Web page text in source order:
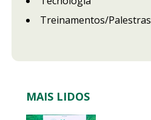
Treinamentos/Palestras
MAIS LIDOS